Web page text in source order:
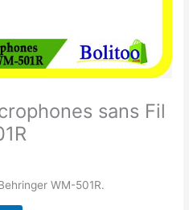
sans Fil
WM-501R.